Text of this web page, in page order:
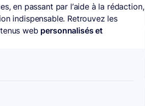
en passant par l’aide à la rédaction,
indispensable. Retrouvez les
web personnalisés et